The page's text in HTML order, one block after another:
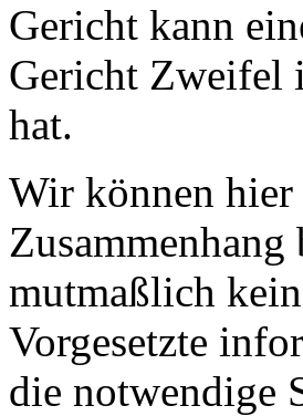
Gericht kann
Gericht Zweifel
hat.
Wir können hier
Zusammenhang
mutmaßlich
Vorgesetzte
die notwendige